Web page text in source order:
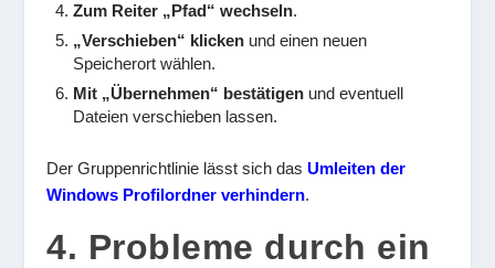
Zum Reiter „Pfad“ wechseln.
„Verschieben“ klicken und einen neuen
Speicherort wählen.
Mit „Übernehmen“ bestätigen und eventuell
Dateien verschieben lassen.
Der Gruppenrichtlinie lässt sich dasUmleiten der
Windows Profilordner verhindern.
4. Probleme durch ein